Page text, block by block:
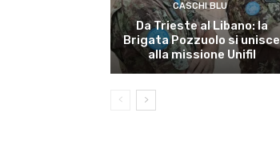
CASCHI BLU
Da Trieste al Libano: la
Brigata Pozzuolo si unisce
alla missione Unifil